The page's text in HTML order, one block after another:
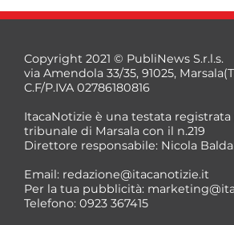
*
Copyright 2021 © PubliNews S.r.l.s.
via Amendola 33/35, 91025,
C.F/P.IVA 02786180816
ItacaNotizie è una testata registrata
tribunale di Marsala con il n.219
Direttore responsabile: Nicola
Email: redazione@itacanotizie.it
Per la tua pubblicità:
Telefono: 0923 367415